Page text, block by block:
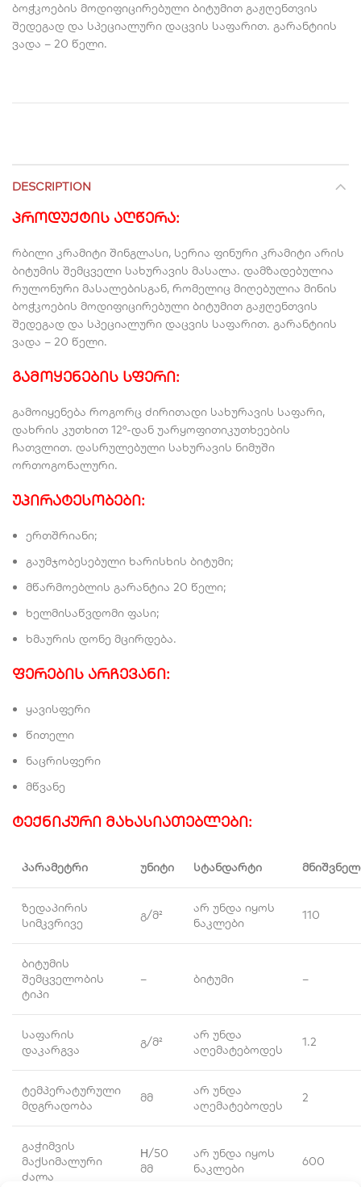
ბოჭკოების მოდიფიცირებული ბიტუმით გაჟღენთვის
შედეგად და სპეციალური დაცვის საფარით. გარანტიის
ვადა – 20 წელი.
DESCRIPTION
პროდუქტის აღწერა:
რბილი კრამიტი შინგლასი, სერია ფინური კრამიტი არის
ბიტუმის შემცველი სახურავის მასალა. დამზადებულია
რულონური მასალებისგან, რომელიც მიღებულია მინის
ბოჭკოების მოდიფიცირებული ბიტუმით გაჟღენთვის
შედეგად და სპეციალური დაცვის საფარით. გარანტიის
ვადა – 20 წელი.
გამოყენების სფერი:
გამოიყენება როგორც ძირითადი სახურავის საფარი,
დახრის კუთხით 12°-დან უარყოფითიკუთხეების
ჩათვლით. დასრულებული სახურავის ნიმუში
ორთოგონალური.
უპირატესობები:
ერთშრიანი;
გაუმჯობესებული ხარისხის ბიტუმი;
მწარმოებლის გარანტია 20 წელი;
ხელმისაწვდომი ფასი;
ხმაურის დონე მცირდება.
ფერების არჩევანი:
ყავისფერი
წითელი
ნაცრისფერი
მწვანე
ტექნიკური მახასიათებლები:
პარამეტრი უნიტი სტანდარტი
ზედაპირის
სიმკვრივე
გ/მ²
არ უნდა იყოს
ნაკლები
110
ბიტუმის
შემცველობის
ტიპი
– ბიტუმი –
საფარის
დაკარგვა
გ/მ²
არ უნდა
აღემატებოდეს
1.2
ტემპერატურული
მდგრადობა
მმ
არ უნდა
აღემატებოდეს
2
გაჭიმვის
მაქსიმალური
ძალა
Н/50
მმ
არ უნდა იყოს
ნაკლები
600